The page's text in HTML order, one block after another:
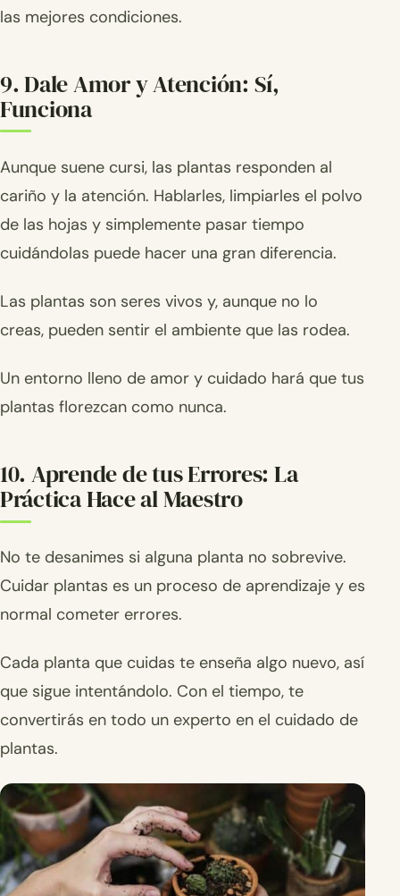
las mejores condiciones.
9. Dale Amor y Atención: Sí,
Funciona
Aunque suene cursi, las plantas responden al
cariño y la atención. Hablarles, limpiarles el polvo
de las hojas y simplemente pasar tiempo
cuidándolas puede hacer una gran diferencia.
Las plantas son seres vivos y, aunque no lo
creas, pueden sentir el ambiente que las rodea.
Un entorno lleno de amor y cuidado hará que tus
plantas florezcan como nunca.
10. Aprende de tus Errores: La
Práctica Hace al Maestro
No te desanimes si alguna planta no sobrevive.
Cuidar plantas es un proceso de aprendizaje y es
normal cometer errores.
Cada planta que cuidas te enseña algo nuevo, así
que sigue intentándolo. Con el tiempo, te
convertirás en todo un experto en el cuidado de
plantas.